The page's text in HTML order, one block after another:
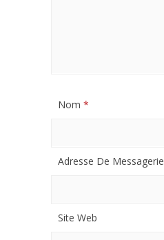
Nom *
Adresse De Messagerie
Site Web